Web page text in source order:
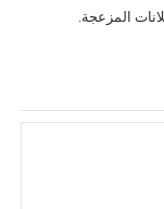
المزعجة.